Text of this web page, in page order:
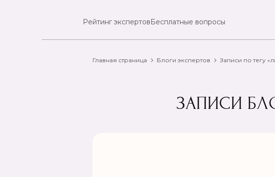
Рейтинг экспертовБесплатные вопросы
Главная страница Блоги экспертов Записи по тегу
ЗАПИСИ